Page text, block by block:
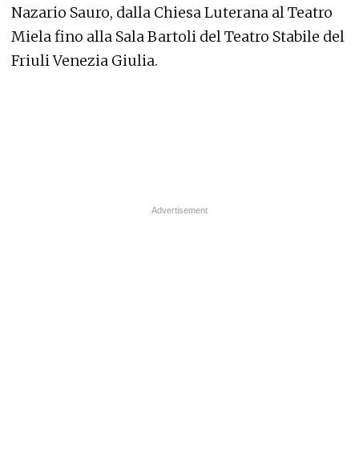
Nazario Sauro, dalla Chiesa Luterana al Teatro
Miela fino alla Sala Bartoli del Teatro Stabile del
Friuli Venezia Giulia.